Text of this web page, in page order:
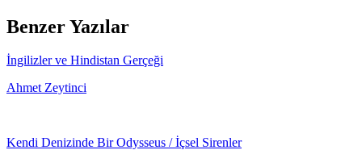
Benzer Yazılar
İngilizler ve Hindistan Gerçeği
Ahmet Zeytinci
Kendi Denizinde Bir Odysseus / İçsel Sirenler